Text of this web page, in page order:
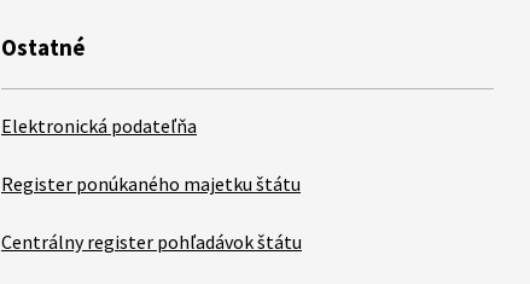
Ostatné
Elektronická podateľňa
Register ponúkaného majetku štátu
Centrálny register pohľadávok štátu